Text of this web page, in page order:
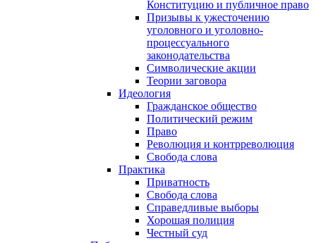
Конституцию и публичное право
Призывы к ужесточению
уголовного и уголовно-
процессуального
законодательства
Символические акции
Теории заговора
Идеология
Гражданское общество
Политический режим
Право
Революция и контрреволюция
Свобода слова
Практика
Приватность
Свобода слова
Справедливые выборы
Хорошая полиция
Честный суд